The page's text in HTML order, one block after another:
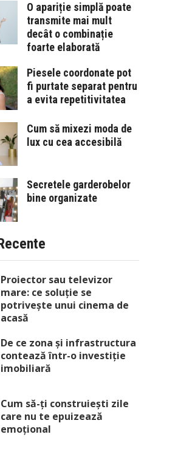
O apariție simplă poate
transmite mai mult
decât o combinație
foarte elaborată
Piesele coordonate pot
fi purtate separat pentru
a evita repetitivitatea
Cum să mixezi moda de
lux cu cea accesibilă
Secretele garderobelor
bine organizate
Proiector sau televizor
mare: ce soluție se
potrivește unui cinema de
acasă
De ce zona și infrastructura
contează într-o investiție
imobiliară
Cum să-ți construiești zile
care nu te epuizează
emoțional